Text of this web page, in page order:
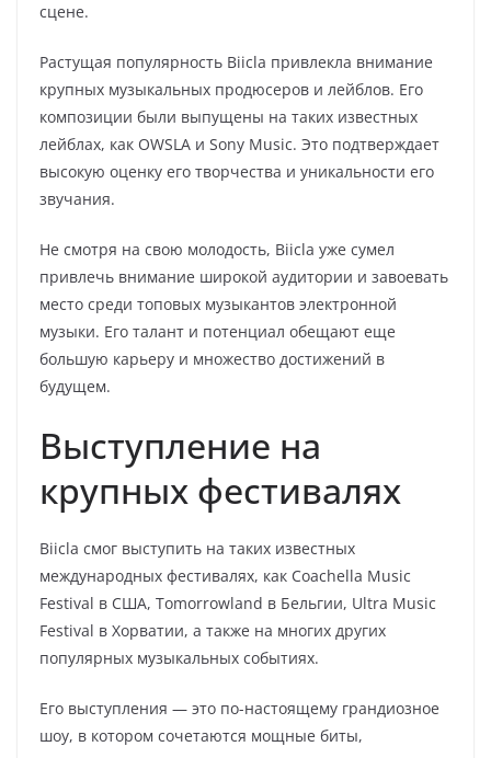
сцене.
Растущая популярность Biicla привлекла внимание
крупных музыкальных продюсеров и лейблов. Его
композиции были выпущены на таких известных
лейблах, как OWSLA и Sony Music. Это подтверждает
высокую оценку его творчества и уникальности его
звучания.
Не смотря на свою молодость, Biicla уже сумел
привлечь внимание широкой аудитории и завоевать
место среди топовых музыкантов электронной
музыки. Его талант и потенциал обещают еще
большую карьеру и множество достижений в
будущем.
Выступление на
крупных фестивалях
Biicla смог выступить на таких известных
международных фестивалях, как Coachella Music
Festival в США, Tomorrowland в Бельгии, Ultra Music
Festival в Хорватии, а также на многих других
популярных музыкальных событиях.
Его выступления — это по-настоящему грандиозное
шоу, в котором сочетаются мощные биты,